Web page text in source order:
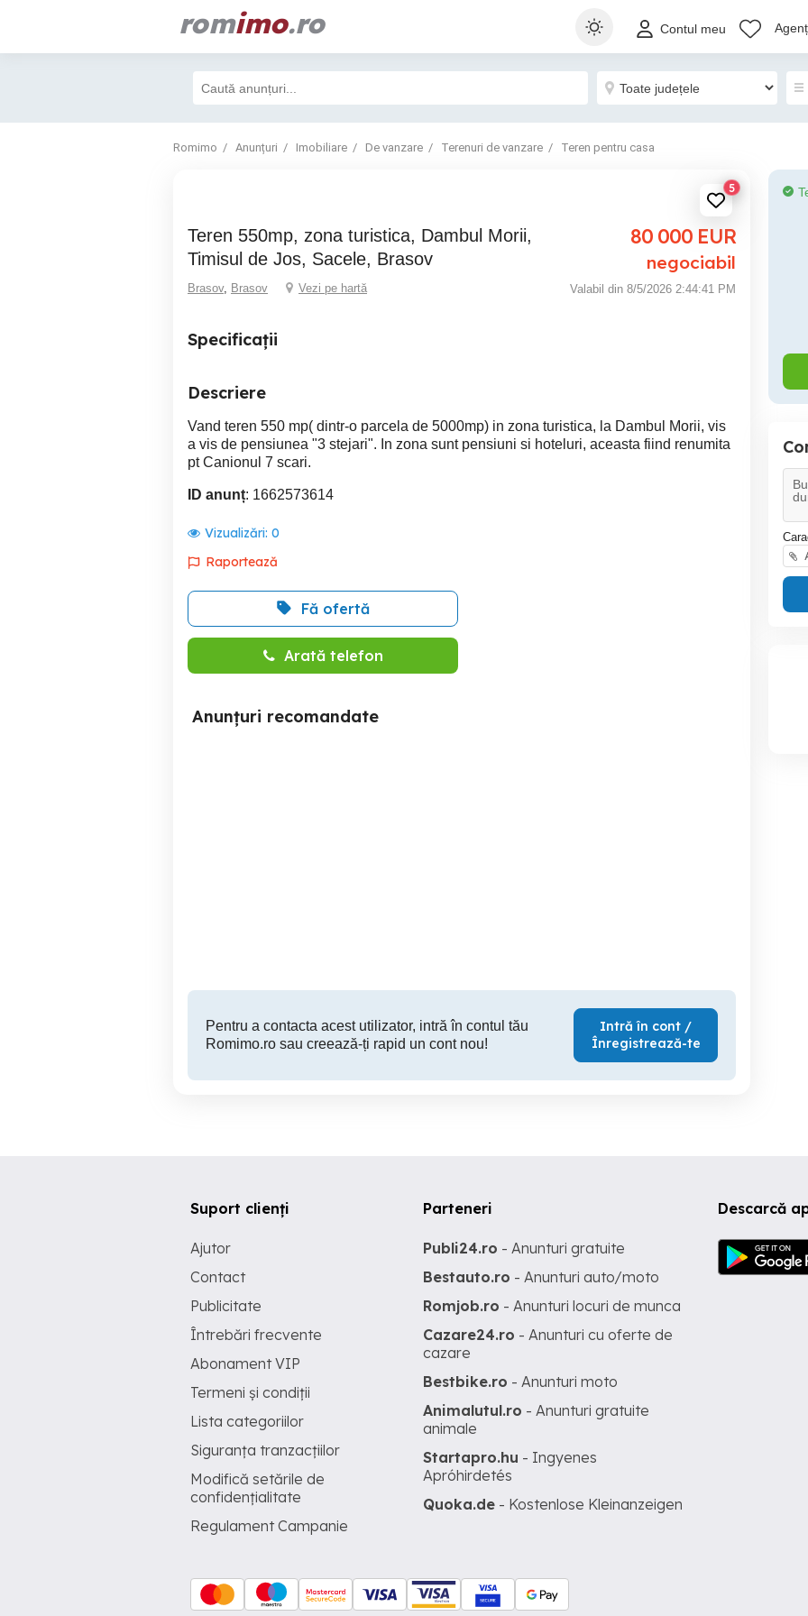
romimo.ro Contul meu
Romimo Anunțuri Imobiliare De vanzare Terenuri de vanzare Teren pentru casa
5
Teren 550mp, zona turistica, Dambul Morii,
Timisul de Jos, Sacele, Brasov
80 000 EUR
negociabil
Brasov, Brasov Vezi pe hartă Valabil din 8/5/2026 2:44:41 PM
Specificații
Descriere
Vand teren 550 mp( dintr-o parcela de 5000mp) in zona turistica, la Dambul Morii, vis
a vis de pensiunea "3 stejari". In zona sunt pensiuni si hoteluri, aceasta fiind renumita
pt Canionul 7 scari.
ID anunț: 1662573614
Vizualizări: 0
Raportează
Fă ofertă
Arată telefon
Anunțuri recomandate
Pentru a contacta acest utilizator, intră în contul tău
Romimo.ro sau creează-ți rapid un cont nou!
Intră în cont /
Înregistrează-te
Descarcă
Suport clienți
Ajutor
Contact
Publicitate
Întrebări frecvente
Abonament VIP
Termeni și condiții
Lista categoriilor
Siguranța tranzacțiilor
Modifică setările de
confidențialitate
Regulament Campanie
Parteneri
Publi24.ro - Anunturi gratuite
Bestauto.ro - Anunturi auto/moto
Romjob.ro - Anunturi locuri de munca
Cazare24.ro - Anunturi cu oferte de
cazare
Bestbike.ro - Anunturi moto
Animalutul.ro - Anunturi gratuite
animale
Startapro.hu - Ingyenes
Apróhirdetés
Quoka.de - Kostenlose Kleinanzeigen